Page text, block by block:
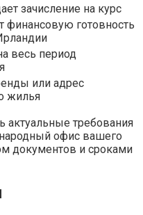
зачисление на курс
финансовую готовность
весь период
или адрес
жилья
актуальные требования
офис вашего
документов и сроками